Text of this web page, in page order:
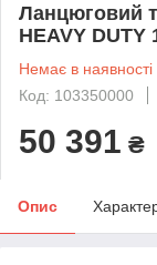
Ланцюговий
HEAVY DUTY
Немає в наявності
Код: 103350000
50 391 ₴
Опис